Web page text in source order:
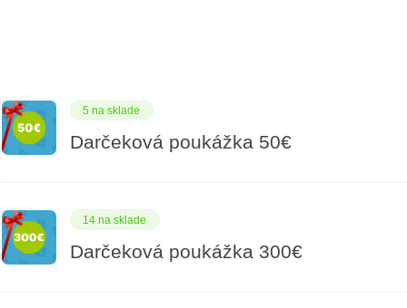
5 na sklade
Darčeková poukážka 50€
14 na sklade
Darčeková poukážka 300€